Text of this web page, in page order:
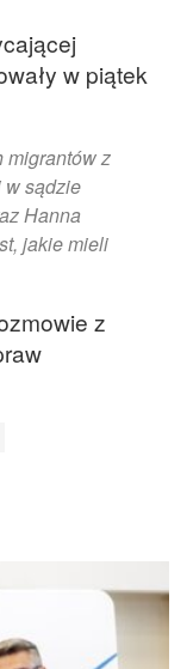
w piątek
migrantów z
w sądzie
Hanna
jakie mieli
z